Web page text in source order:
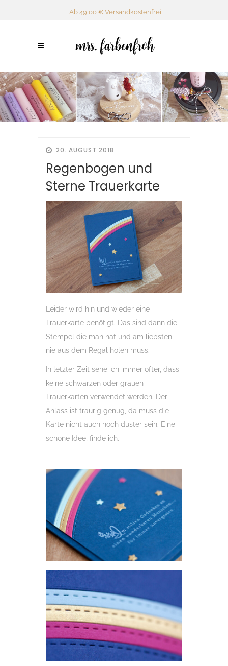
Ab 49,00 € Versandkostenfrei
20. AUGUST 2018
Regenbogen und
Sterne Trauerkarte
Leider wird hin und wieder eine
Trauerkarte benötigt. Das sind dann die
Stempel die man hat und am liebsten
nie aus dem Regal holen muss.
In letzter Zeit sehe ich immer öfter, dass
keine schwarzen oder grauen
Trauerkarten verwendet werden. Der
Anlass ist traurig genug, da muss die
Karte nicht auch noch düster sein. Eine
schöne Idee, finde ich.